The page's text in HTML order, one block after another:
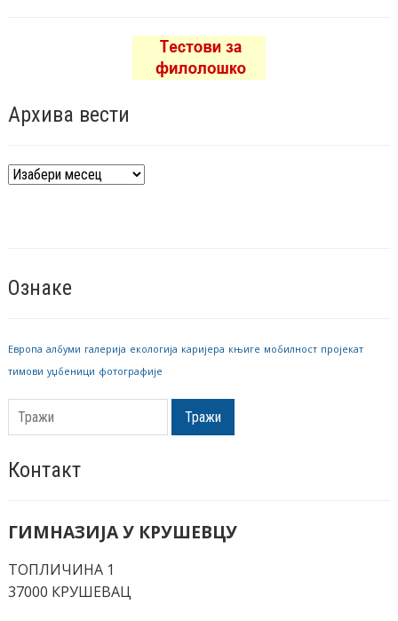
Архива вести
Архива
Ознаке
Европа албуми галерија екологија каријера књиге мобилност пројекат
тимови уџбеници фотографије
Тражи
Контакт
ГИМНАЗИЈА У КРУШЕВЦУ
ТОПЛИЧИНА 1
37000 КРУШЕВАЦ